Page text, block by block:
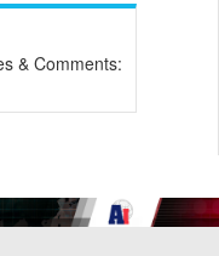
& Comments: